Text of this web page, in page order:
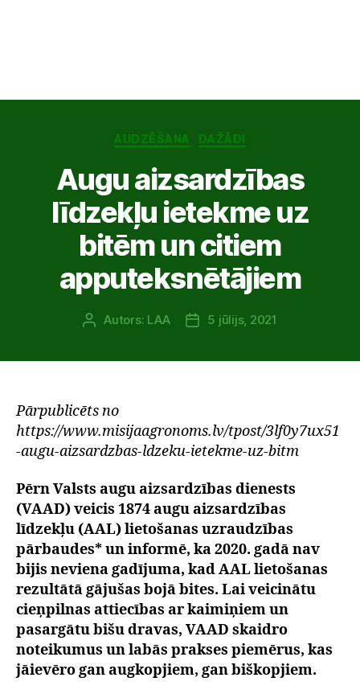
Kategorijas
AUDZĒŠANA DAŽĀDI
Augu aizsardzības
līdzekļu ietekme uz
bitēm un citiem
apputeksnētājiem
ZiņasAutors: LAA
Publicēšanas
5 jūlijs, 2021
Pārpublicēts no
https://www.misijaagronoms.lv/tpost/3lf0y7ux51
-augu-aizsardzbas-ldzeku-ietekme-uz-bitm
Pērn Valsts augu aizsardzības dienests
(VAAD) veicis 1874 augu aizsardzības
līdzekļu (AAL) lietošanas uzraudzības
pārbaudes* un informē, ka 2020. gadā nav
bijis neviena gadījuma, kad AAL lietošanas
rezultātā gājušas bojā bites. Lai veicinātu
cieņpilnas attiecības ar kaimiņiem un
pasargātu bišu dravas, VAAD skaidro
noteikumus un labās prakses piemērus, kas
jāievēro gan augkopjiem, gan biškopjiem.